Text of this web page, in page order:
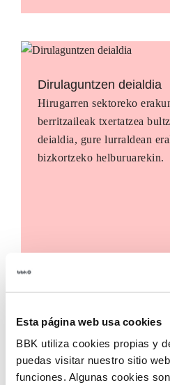
Esta página web usa cookies
BBK utiliza cookies propias y
puedas visitar nuestro sitio
funciones. Algunas cookies
Dirulaguntzen deialdia
Hirugarren sektoreko
berritzaileak txertatzea
deialdia, gure lurraldean
bizkortzeko helburuarekin.